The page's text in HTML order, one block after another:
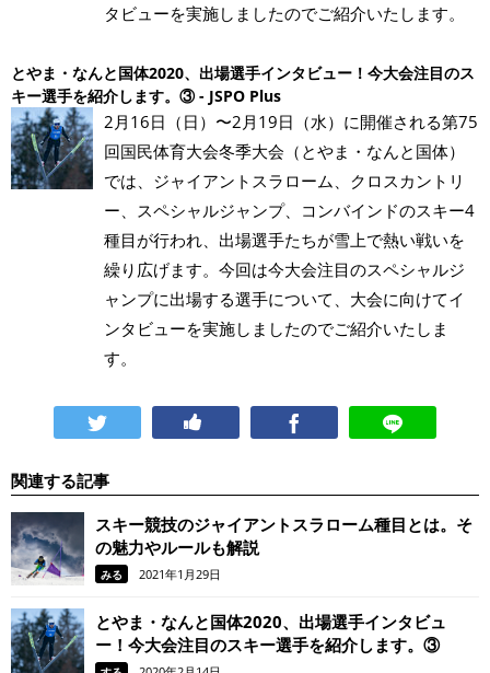
タビューを実施しましたのでご紹介いたします。
とやま・なんと国体2020、出場選手インタビュー！今大会注目のス
キー選手を紹介します。③ - JSPO Plus
2月16日（日）〜2月19日（水）に開催される第75
回国民体育大会冬季大会（とやま・なんと国体）
では、ジャイアントスラローム、クロスカントリ
ー、スペシャルジャンプ、コンバインドのスキー4
種目が行われ、出場選手たちが雪上で熱い戦いを
繰り広げます。今回は今大会注目のスペシャルジ
ャンプに出場する選手について、大会に向けてイ
ンタビューを実施しましたのでご紹介いたしま
す。
関連する記事
スキー競技のジャイアントスラローム種目とは。そ
の魅力やルールも解説
みる 2021年1月29日
とやま・なんと国体2020、出場選手インタビュ
ー！今大会注目のスキー選手を紹介します。③